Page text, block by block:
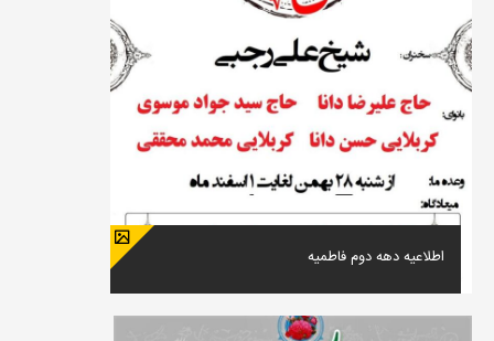
اطلاعیه دهه دوم فاطمیه